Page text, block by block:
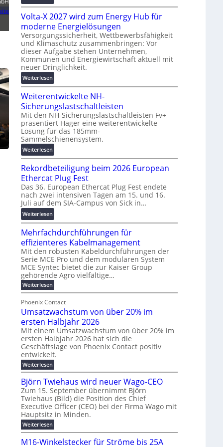
g
l
ö
s
u
n
g
e
n
t
z
u
n
d
d
i
i
t
a
l
e
T
r
a
n
s
p
a
r
e
n
z
M
a
s
c
h
i
n
e
n
b
a
u
:
F
o
r
s
c
h
u
n
g
s
f
ö
r
d
e
r
u
n
g
b
r
a
u
c
h
t
m
e
h
r
T
e
m
p
o
u
Volta-X 2027 wird zum Energy Hub für
moderne Energielösungen
Versorgungssicherheit, Wettbewerbsfähigkeit
und Klimaschutz zusammenbringen: Vor
dieser Aufgabe stehen Unternehmen,
Kommunen und Energiewirtschaft aktuell mit
neuer Dringlichkeit.
Weiterlesen:
V
o
l
t
a
-
X
2
0
2
7
w
i
r
d
z
u
E
n
e
r
g
y
H
u
b
f
ü
r
m
o
d
e
r
n
e
E
n
r
Weiterentwickelte NH-
Sicherungslastschaltleisten
Mit den NH-Sicherungslastschaltleisten Fv+
präsentiert Hager eine weiterentwickelte
Lösung für das 185mm-
Sammelschienensystem.
Weiterlesen:
W
e
i
t
e
r
e
n
t
i
c
k
e
l
t
e
N
H
-
S
i
c
h
e
r
u
n
g
s
l
s
Rekordbeteiligung beim 2026 European
Ethercat Plug Fest
Das 36. European Ethercat Plug Fest endete
nach zwei intensiven Tagen am 15. und 16.
Juli auf dem SIA-Campus von Sick in…
Weiterlesen:
R
e
k
o
r
d
b
e
t
e
i
l
i
g
u
n
g
b
e
i
m
0
2
6
Mehrfachdurchführungen für
effizienteres Kabelmanagement
Mit den robusten Kabeldurchführungen der
Serie MCE Pro und dem modularen System
MCE Syntec bietet die zur Kaiser Group
gehörende Agro vielfältige…
Weiterlesen:
M
h
r
f
a
c
h
d
u
r
c
h
f
ü
h
r
u
n
g
e
n
f
Phoenix Contact
Umsatzwachstum von über 20% im
ersten Halbjahr 2026
Mit einem Umsatzwachstum von über 20% im
ersten Halbjahr 2026 hat sich die
Geschäftslage von Phoenix Contact positiv
entwickelt.
Weiterlesen:
U
m
s
a
t
w
a
c
h
s
Björn Twiehaus wird neuer Wago-CEO
Zum 15. September übernimmt Björn
Twiehaus (Bild) die Position des Chief
Executive Officer (CEO) bei der Firma Wago mit
Hauptsitz in Minden.
Weiterlesen:
B
ö
M16-Winkelstecker für Ströme bis 25A